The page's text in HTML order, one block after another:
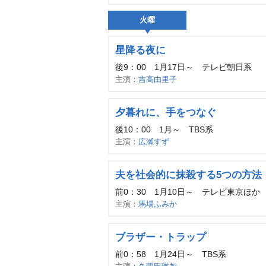
火曜
星降る夜に
後9：00 1月17日～ テレビ朝日系
主演： 吉高由里子
夕暮れに、手をつなぐ
後10：00 1月～ TBS系
主演： 広瀬すず
夫を社会的に抹殺する5つの方法
前0：30 1月10日～ テレビ東京ほか
主演： 馬場ふみか
ブラザー・トラップ
前0：58 1月24日～ TBS系